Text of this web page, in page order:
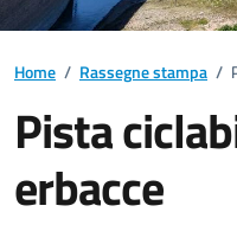
Home / Rassegne stampa /
Pista
erbacce